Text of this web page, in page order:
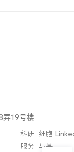
弄19号楼
科研
服务
细胞
与基